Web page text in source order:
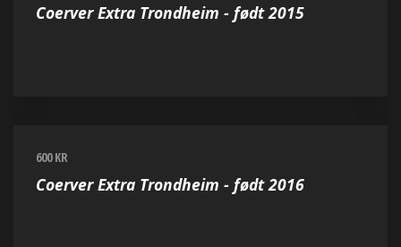
Coerver Extra Trondheim - født 2015
600 KR
Coerver Extra Trondheim - født 2016